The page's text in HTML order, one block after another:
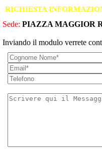
RICHIESTA
Sede: PIAZZA MAGGIOR
Inviando il modulo verrete